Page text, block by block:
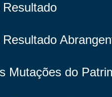
Mutações do